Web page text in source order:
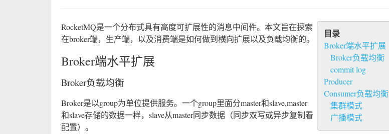
目录
Broker端水平扩展
Broker负载均衡
commit log
Producer
Consumer负载均衡
集群模式
广播模式
RocketMQ是一个分布式具有高度可扩展性的消息中间件。本文旨在探索
在broker端，生产端，以及消费端是如何做到横向扩展以及负载均衡的。
Broker端水平扩展
Broker负载均衡
Broker是以group为单位提供服务。一个group里面分master和slave,master
和slave存储的数据一样，slave从master同步数据（同步双写或异步复制看
配置）。